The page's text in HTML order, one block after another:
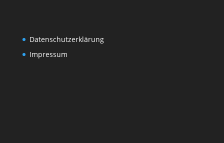
Datenschutzerklärung
Impressum